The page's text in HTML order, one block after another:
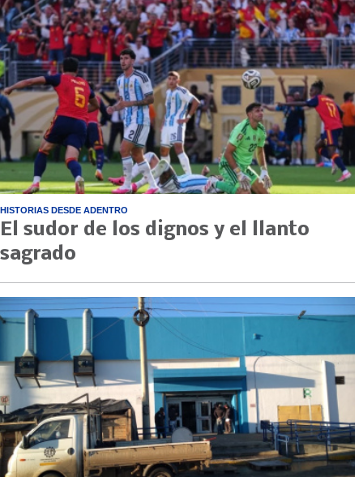
HISTORIAS DESDE ADENTRO
El sudor de los dignos y el llanto
sagrado